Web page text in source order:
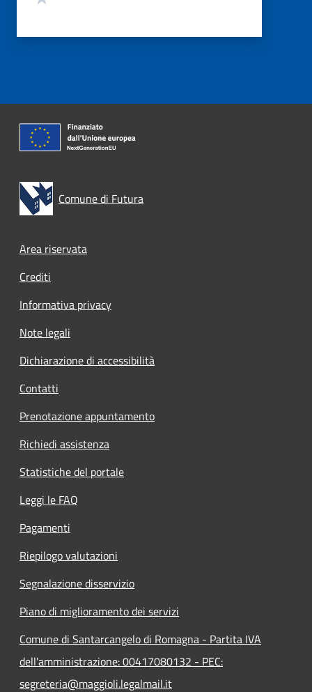
Comune di Futura
Footer menu
Area riservata
Crediti
Informativa privacy
Note legali
Dichiarazione di accessibilità
Contatti
Prenotazione appuntamento
Richiedi assistenza
Statistiche del portale
Leggi le FAQ
Pagamenti
Riepilogo valutazioni
Segnalazione disservizio
Piano di miglioramento dei servizi
Comune di Santarcangelo di Romagna - Partita IVA
dell'amministrazione: 00417080132 - PEC:
segreteria@maggioli.legalmail.it